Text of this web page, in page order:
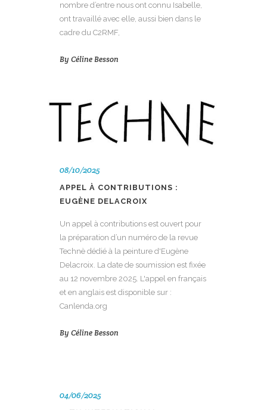
nombre d’entre nous ont connu Isabelle,
ont travaillé avec elle, aussi bien dans le
cadre du C2RMF,
By Céline Besson
08/10/2025
APPEL À CONTRIBUTIONS :
EUGÈNE DELACROIX
Un appel à contributions est ouvert pour
la préparation d’un numéro de la revue
Technè dédié à la peinture d'Eugène
Delacroix. La date de soumission est fixée
au 12 novembre 2025. L'appel en français
et en anglais est disponible sur :
Canlenda.org
By Céline Besson
04/06/2025